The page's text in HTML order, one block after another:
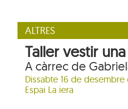
ALTRES
Taller vestir
A càrrec de
Dissabte 16 de desembre
Espai La iera